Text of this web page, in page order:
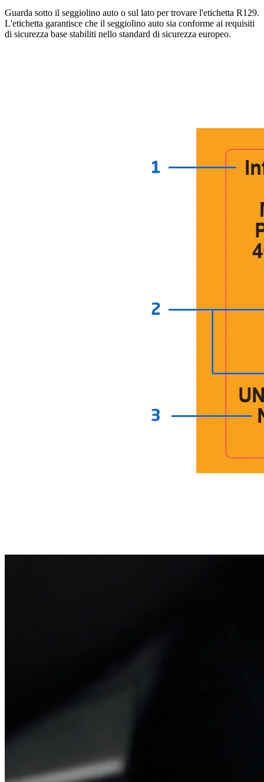
Guarda sotto il seggiolino auto o sul lato per trovare l'etichetta R129.
L'etichetta garantisce che il seggiolino auto sia conforme ai requisiti
di sicurezza base stabiliti nello standard di sicurezza europeo.